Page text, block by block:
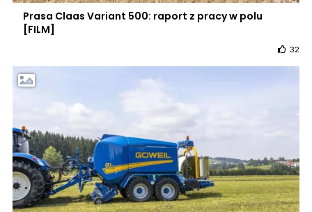
Prasa Claas Variant 500: raport z pracy w polu
[FILM]
32